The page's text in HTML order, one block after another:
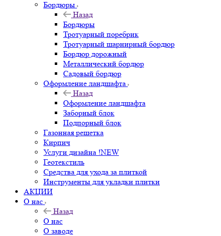
Бордюры
Назад
Бордюры
Тротуарный поребрик
Тротуарный шарнирный бордюр
Бордюр дорожный
Металлический бордюр
Садовый бордюр
Оформление ландшафта
Назад
Оформление ландшафта
Заборный блок
Подпорный блок
Газонная решетка
Кирпич
Услуги дизайна !NEW
Геотекстиль
Средства для ухода за плиткой
Инструменты для укладки плитки
АКЦИИ
О нас
Назад
О нас
О заводе